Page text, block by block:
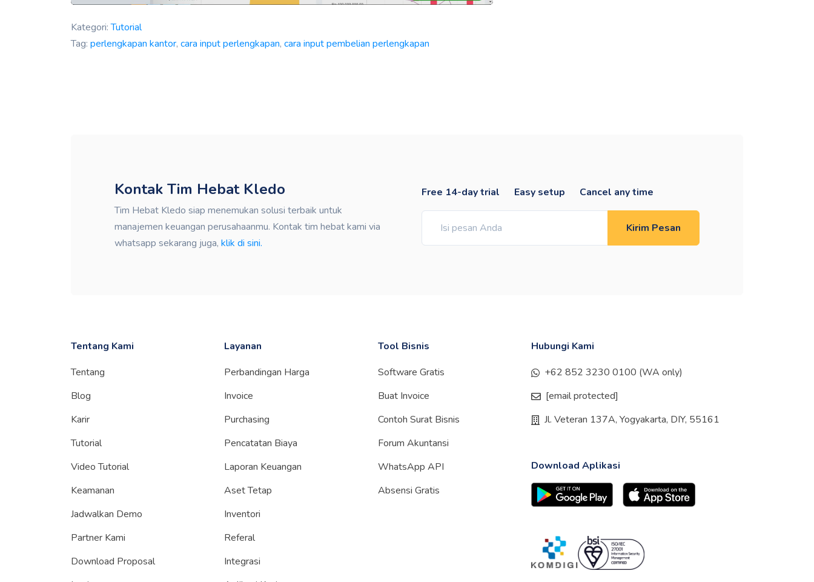
Kategori: Tutorial
Tag: perlengkapan kantor, cara input perlengkapan, cara input pembelian perlengkapan
Kontak Tim Hebat Kledo
Tim Hebat Kledo siap menemukan solusi terbaik untuk
manajemen keuangan perusahaanmu. Kontak tim hebat kami via
whatsapp sekarang juga, klik di sini.
Free 14-day trial Easy setup Cancel any time
Kirim Pesan
Tentang Kami
Tentang
Blog
Karir
Tutorial
Video Tutorial
Keamanan
Jadwalkan Demo
Partner Kami
Download Proposal
Layanan
Perbandingan Harga
Invoice
Purchasing
Pencatatan Biaya
Laporan Keuangan
Aset Tetap
Inventori
Referal
Integrasi
Tool Bisnis
Software Gratis
Buat Invoice
Contoh Surat Bisnis
Forum Akuntansi
WhatsApp API
Absensi Gratis
Hubungi Kami
+62 852 3230 0100 (WA only)
[email protected]
Jl. Veteran 137A, Yogyakarta, DIY, 55161
Download Aplikasi